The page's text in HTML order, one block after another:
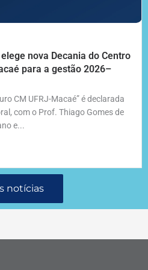
nova Decania do Centro
para a gestão 2026–
CM UFRJ-Macaé” é declarada
com o Prof. Thiago Gomes de
e...
notícias